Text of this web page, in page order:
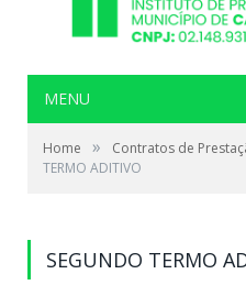
MENU
Home » Contratos de
TERMO ADITIVO
SEGUNDO TERMO